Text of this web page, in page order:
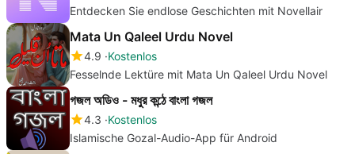
Entdecken Sie endlose Geschichten mit Novellair
Mata Un Qaleel Urdu Novel
4.9 Kostenlos
Fesselnde Lektüre mit Mata Un Qaleel Urdu Novel
গজল অডিও - মধুর কন্ঠে বাংলা গজল
4.3 Kostenlos
Islamische Gozal-Audio-App für Android